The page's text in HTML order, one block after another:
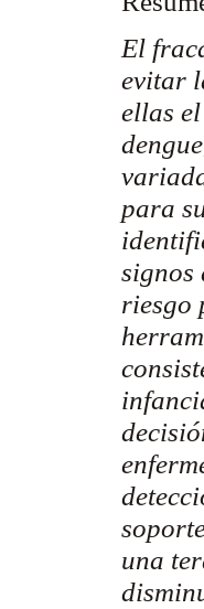
El
evitar
ellas
para
signos
riesgo
una